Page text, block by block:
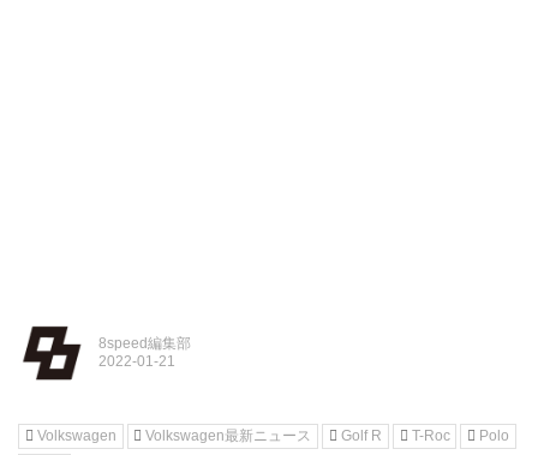
8speed編集部
Volkswagen Volkswagen最新ニュース Golf R T-Roc
Polo